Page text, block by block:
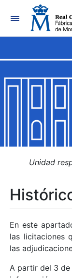
Mostrar/
Mostrar/
Mostrar/
Mostrar/Ocultar
Mostrar/Ocultar
Unidad
En este
las licitaciones
las
A partir del 3